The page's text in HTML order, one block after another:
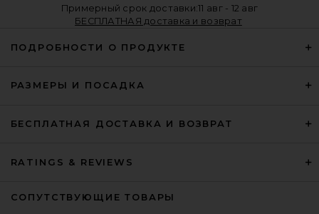
Примерный срок доставки:11 авг - 12 авг
БЕСПЛАТНАЯ доставка и возврат
ПОДРОБНОСТИ О ПРОДУКТЕ
РАЗМЕРЫ И ПОСАДКА
БЕСПЛАТНАЯ ДОСТАВКА И ВОЗВРАТ
RATINGS & REVIEWS
СОПУТСТВУЮЩИЕ ТОВАРЫ